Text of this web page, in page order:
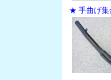
★ 手曲げ